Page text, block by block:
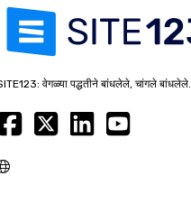
वेगळ्या पद्धतीने बांधलेले, चांगले बांधलेले.